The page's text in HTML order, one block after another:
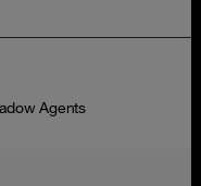
Agents